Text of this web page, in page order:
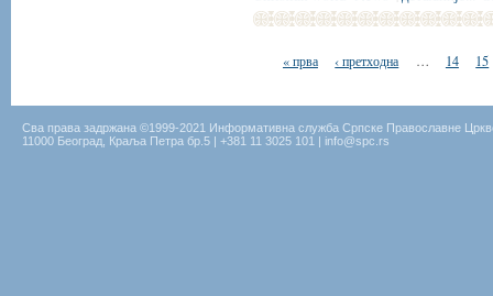
« прва ‹ претходна … 14 15
Сва права задржана ©1999-2021 Информативна служба Српске Православне
11000 Београд, Краља Петра бр.5 | +381 11 3025 101 | info@spc.rs